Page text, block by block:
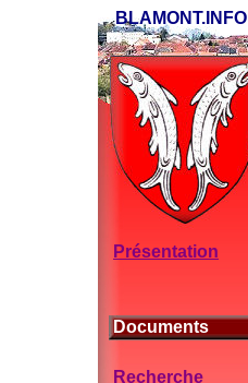
BLAMONT.INFO
Présentation
Documents
Recherche